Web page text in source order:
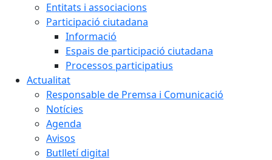
Entitats i associacions
Participació ciutadana
Informació
Espais de participació ciutadana
Processos participatius
Actualitat
Responsable de Premsa i Comunicació
Notícies
Agenda
Avisos
Butlletí digital